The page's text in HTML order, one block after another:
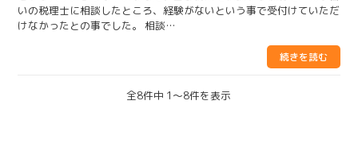
いの税理士に相談したところ、経験がないという事で受付けていただ
けなかったとの事でした。 相談…
全8件中 1〜8件を表示